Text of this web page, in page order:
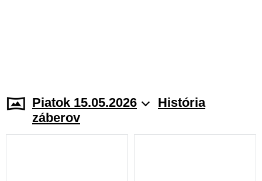
Piatok 15.05.2026
História
záberov